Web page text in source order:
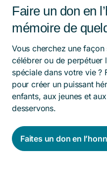
Faire un don en
mémoire de
Vous cherchez une
célébrer ou de perpétuer
spéciale dans votre vie ?
pour créer un puissant
enfants, aux jeunes et
desservons.
Faites un don en